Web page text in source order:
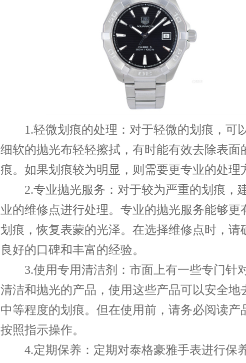
1.轻微划痕的处理：对于轻微的划痕，可
细软的抛光布轻轻擦拭，有时能有效去除表面
痕。如果划痕较为明显，则需要更专业的处理
2.专业抛光服务：对于较为严重的划痕，
业的维修点进行处理。专业的抛光服务能够更
划痕，恢复表蒙的光泽。在选择维修点时，请
良好的口碑和丰富的经验。
3.使用专用清洁剂：市面上有一些专门针
清洁和抛光的产品，使用这些产品可以安全地
中等程度的划痕。但在使用前，请务必阅读产
按照指示操作。
4.定期保养：定期对泰格豪雅手表进行保